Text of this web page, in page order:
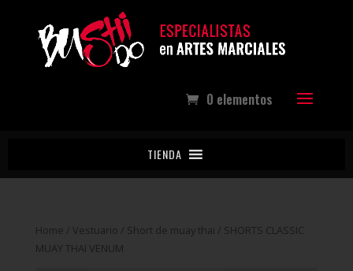
0 elementos
TIENDA
Home / Vestuario / Short de muay thai / SHORTS CLASSIC
MUAY THAI VENUM